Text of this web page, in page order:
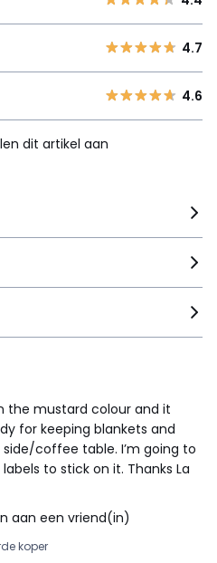
3
92% de klanten bevelen
dit artikel aan
4.7
4.6
dit artikel aan
the mustard colour and it
for keeping blankets and
side/coffee table. I’m going to
to stick on it. Thanks La
aan een vriend(in)
koper